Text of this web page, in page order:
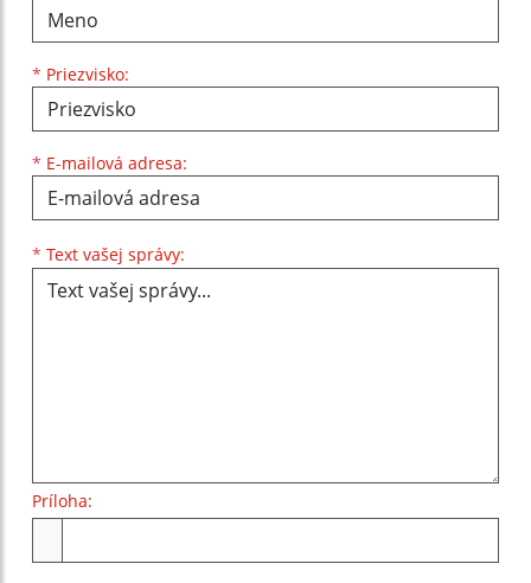
* Priezvisko:
* E-mailová adresa:
* Text vašej správy:
Príloha: